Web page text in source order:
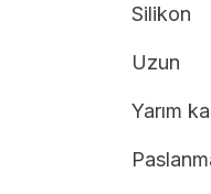
Silikon
Uzun
Yarım